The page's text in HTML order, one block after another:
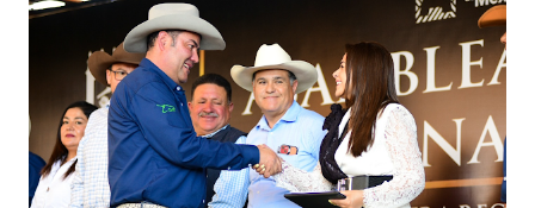
informó que en este programa se usarán cerca de 90 mil
metros cuadrados de pintura, para dar inicio en la calle
Nieto, entre Jesús F. Elizondo y la calle 22 de Octubre, con
lo que se aplicará pintura en 66 casas. Posteriormente se
llevará este programa a Villas de Nuestra Señora de la
Asunción, Avenida Alameda y Decreto 27 de Septiembre, en